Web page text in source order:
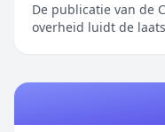
De publicatie van de
overheid luidt de
Staatscourant